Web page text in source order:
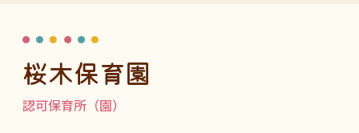
桜木保育園
認可保育所（園）